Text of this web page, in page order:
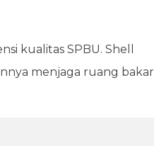
kualitas SPBU. Shell
menjaga ruang bakar